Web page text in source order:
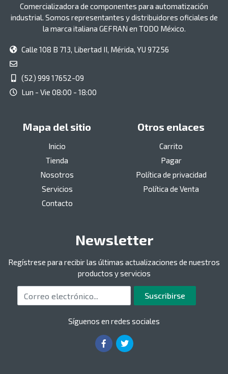
Comercializadora de componentes para automatización
industrial. Somos representantes y distribuidores oficiales de
la marca italiana GEFRAN en TODO México.
Calle 108 B 713, Libertad II, Mérida, YU 97256
(52) 999 17652-09
Lun - Vie 08:00 - 18:00
Mapa del sitio
Inicio
Tienda
Nosotros
Servicios
Contacto
Otros enlaces
Carrito
Pagar
Política de privacidad
Política de Venta
Newsletter
Regístrese para recibir las últimas actualizaciones de nuestros
productos y servicios
Correo electrónico Suscribirse
Síguenos en redes sociales